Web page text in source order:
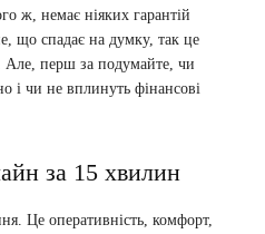
ж, немає ніяких гарантій
що спадає на думку, так це
Але, перш за подумайте, чи
і чи не вплинуть фінансові
за 15 хвилин
Це оперативність, комфорт,